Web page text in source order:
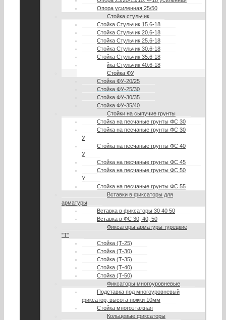
Опора усиленная 25/50
Стойка стульчик
Стойка Стульчик 15.6-18
Стойка Стульчик 20.6-18
Стойка Стульчик 25.6-18
Стойка Стульчик 30.6-18
Стойка Стульчик 35.6-18
Стойка Стульчик 40.6-18
Стойка ФУ
Стойка ФУ-20/25
Стойка ФУ-25/30
Стойка ФУ-30/35
Стойка ФУ-35/40
Стойки на сыпучие грунты
Стойка на песчаные грунты ФС 30
Стойка на песчаные грунты ФС 30
У
Стойка на песчаные грунты ФС 40
У
Стойка на песчаные грунты ФС 45
Стойка на песчаные грунты ФС 50
У
Стойка на песчаные грунты ФС 55
Вставки в фиксаторы для
арматуры
Вставка в фиксаторы 30 40 50
Вставка в ФС 30, 40, 50
Фиксаторы арматуры турецкие
"Т"
Стойка (Т-25)
Стойка (Т-30)
Стойка (Т-35)
Стойка (Т-40)
Стойка (Т-50)
Фиксаторы многоуровневые
Подставка под многоуровневый
фиксатор, высота ножки 10мм
Стойка многоэтажная
Кольцевые фиксаторы